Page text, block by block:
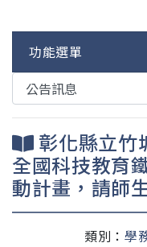
功能選單
彰化縣立竹
全國科技教育
動計畫，請師
類別： 學